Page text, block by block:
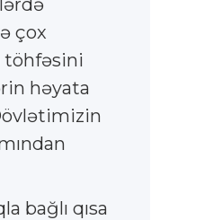
çox
töhfəsini
həyata
bağlı qısa